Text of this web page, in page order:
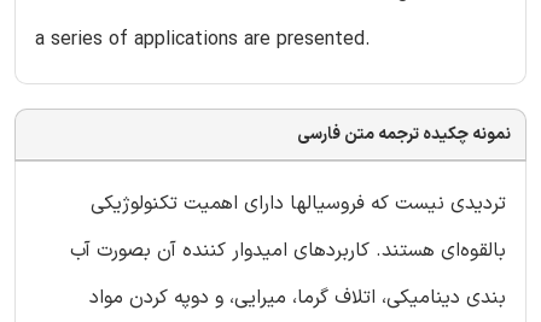
a series of applications are presented.
نمونه چکیده ترجمه متن فارسی
تردیدی نیست که فروسیالها دارای اهمیت تکنولوژیکی
بالقوه‌ای هستند. کاربردهای امیدوار کننده آن بصورت آب
بندی دینامیکی، اتلاف گرما، میرایی، و دوپه کردن مواد